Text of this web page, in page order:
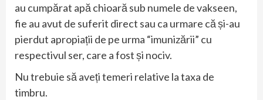
au cumpărat apă chioară sub numele de vakseen,
fie au avut de suferit direct sau ca urmare că și-au
pierdut apropiații de pe urma “imunizării” cu
respectivul ser, care a fost și nociv.
Nu trebuie să aveți temeri relative la taxa de
timbru.